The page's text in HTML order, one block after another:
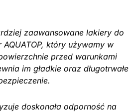
zaawansowane lakiery do
który używamy w
przed warunkami
im gładkie oraz długotrwałe
doskonała odporność na